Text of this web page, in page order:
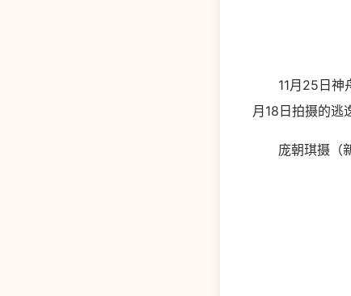
11月25日神舟
月18日拍摄的逃
庞朝琪摄（新